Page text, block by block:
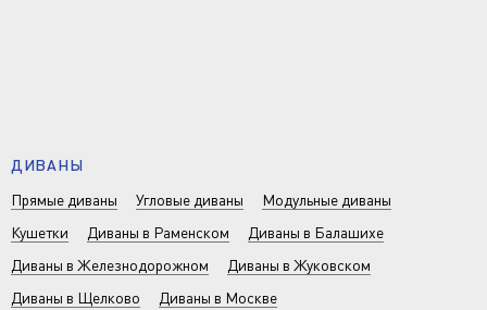
ДИВАНЫ
Прямые диваны
Угловые диваны
Модульные диваны
Кушетки
Диваны в Раменском
Диваны в Балашихе
Диваны в Железнодорожном
Диваны в Жуковском
Диваны в Щелково
Диваны в Москве